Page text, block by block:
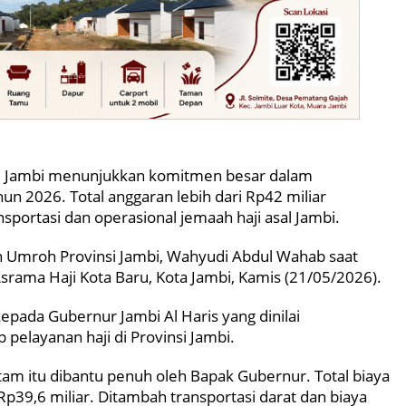
menunjukkan komitmen besar dalam
2026. Total anggaran lebih dari Rp42 miliar
dan operasional jemaah haji asal Jambi.
Provinsi Jambi, Wahyudi Abdul Wahab saat
Haji Kota Baru, Kota Jambi, Kamis (21/05/2026).
Gubernur Jambi Al Haris yang dinilai
haji di Provinsi Jambi.
itu dibantu penuh oleh Bapak Gubernur. Total biaya
miliar. Ditambah transportasi darat dan biaya